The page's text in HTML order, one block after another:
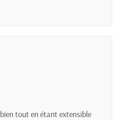
tout en étant extensible